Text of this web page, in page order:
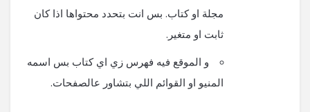
مجلة او كتاب. بس انت بتحدد محتواها اذا كان
ثابت او متغير.
و الموقع فيه فهرس زي اي كتاب بس اسمه
المنيو او القوائم اللي بتشاور عالصفحات.